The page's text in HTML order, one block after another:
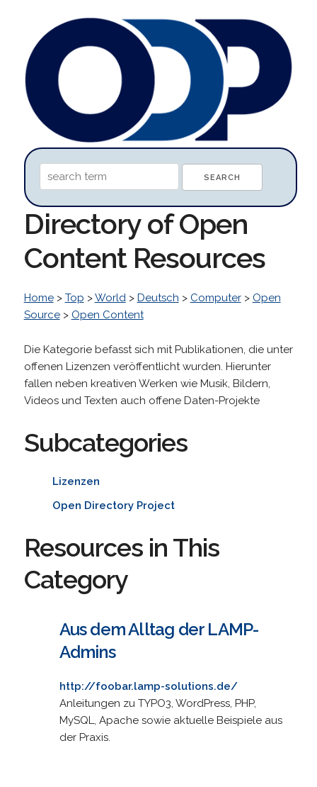
Directory of Open
Content Resources
Home> Top >World> Deutsch > Computer> Open
Source> Open Content
Die Kategorie befasst sich mit Publikationen, die unter
offenen Lizenzen veröffentlicht wurden. Hierunter
fallen neben kreativen Werken wie Musik, Bildern,
Videos und Texten auch offene Daten-Projekte
Subcategories
Lizenzen
Open Directory Project
Resources in This
Category
Aus dem Alltag der LAMP-
Admins
http://foobar.lamp-solutions.de/
Anleitungen zu TYPO3, WordPress, PHP,
MySQL, Apache sowie aktuelle Beispiele aus
der Praxis.